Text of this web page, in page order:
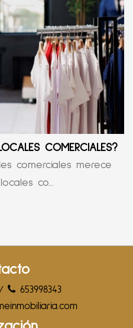
COMERCIALES?
comerciales merece
co...
653998343